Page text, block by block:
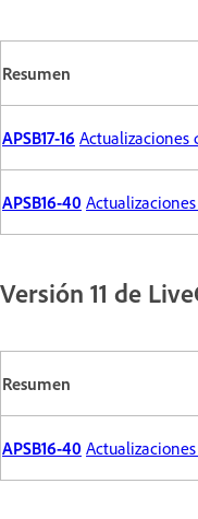
Resumen
APSB17-16 Actualizaciones
APSB16-40
Versión 11 de
Resumen
APSB16-40